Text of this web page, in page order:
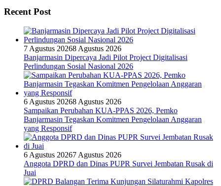
Recent Post
7 Agustus 20268 Agustus 2026
Banjarmasin Dipercaya Jadi Pilot Project Digitalisasi
Perlindungan Sosial Nasional 2026
6 Agustus 20268 Agustus 2026
Sampaikan Perubahan KUA-PPAS 2026, Pemko
Banjarmasin Tegaskan Komitmen Pengelolaan Anggaran
yang Responsif
6 Agustus 20267 Agustus 2026
Anggota DPRD dan Dinas PUPR Survei Jembatan Rusak di
Juai